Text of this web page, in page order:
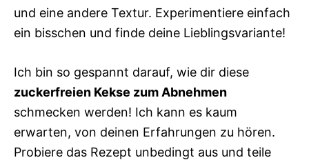
und eine andere Textur. Experimentiere einfach
ein bisschen und finde deine Lieblingsvariante!
Ich bin so gespannt darauf, wie dir diese
zuckerfreien Kekse zum Abnehmen
schmecken werden! Ich kann es kaum
erwarten, von deinen Erfahrungen zu hören.
Probiere das Rezept unbedingt aus und teile